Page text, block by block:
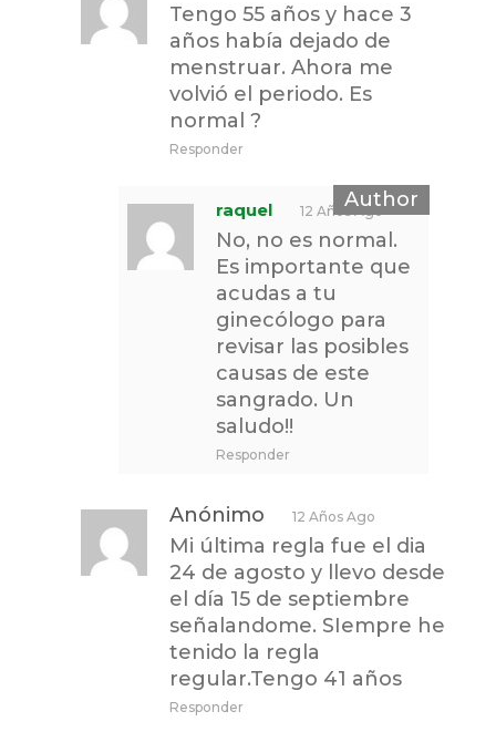
Tengo 55 años y hace 3
años había dejado de
menstruar. Ahora me
volvió el periodo. Es
normal ?
Responder
raquel 12 Años Ago
No, no es normal.
Es importante que
acudas a tu
ginecólogo para
revisar las posibles
causas de este
sangrado. Un
saludo!!
Responder
Anónimo 12 Años Ago
Mi última regla fue el dia
24 de agosto y llevo desde
el día 15 de septiembre
señalandome. SIempre he
tenido la regla
regular.Tengo 41 años
Responder